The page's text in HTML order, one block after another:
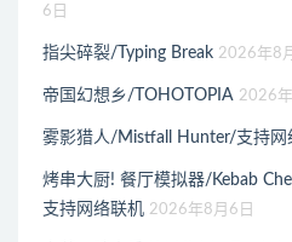
6日
指尖碎裂/Typing Break 2026年8
帝国幻想乡/TOHOTOPIA 2026
雾影猎人/Mistfall Hunter/支持网
烤串大厨! 餐厅模拟器/Kebab
支持网络联机 2026年8月6日